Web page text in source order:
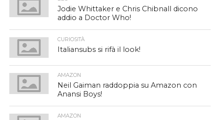
Jodie Whittaker e Chris Chibnall dicono
addio a Doctor Who!
CURIOSITÀ
Italiansubs si rifà il look!
AMAZON
Neil Gaiman raddoppia su Amazon con
Anansi Boys!
AMAZON